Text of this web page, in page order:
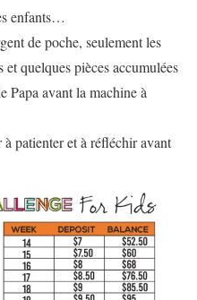
enfants…
de poche, seulement les
et quelques pièces accumulées
Papa avant la machine à
patienter et à réfléchir avant